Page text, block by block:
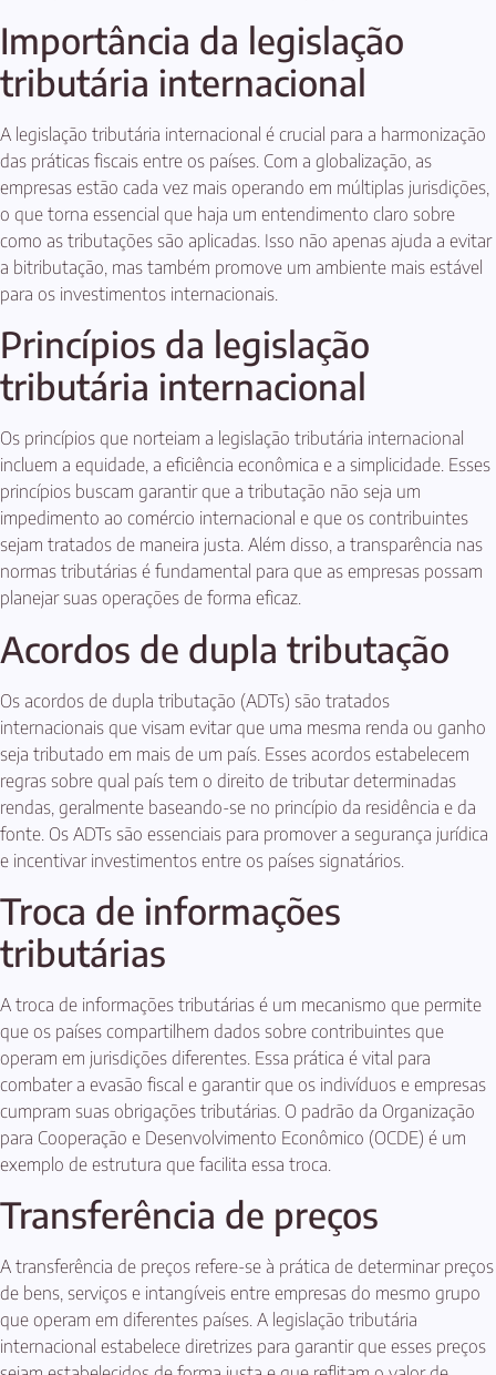
Importância da legislação
tributária internacional
A legislação tributária internacional é crucial para a harmonização
das práticas fiscais entre os países. Com a globalização, as
empresas estão cada vez mais operando em múltiplas jurisdições,
o que torna essencial que haja um entendimento claro sobre
como as tributações são aplicadas. Isso não apenas ajuda a evitar
a bitributação, mas também promove um ambiente mais estável
para os investimentos internacionais.
Princípios da legislação
tributária internacional
Os princípios que norteiam a legislação tributária internacional
incluem a equidade, a eficiência econômica e a simplicidade. Esses
princípios buscam garantir que a tributação não seja um
impedimento ao comércio internacional e que os contribuintes
sejam tratados de maneira justa. Além disso, a transparência nas
normas tributárias é fundamental para que as empresas possam
planejar suas operações de forma eficaz.
Acordos de dupla tributação
Os acordos de dupla tributação (ADTs) são tratados
internacionais que visam evitar que uma mesma renda ou ganho
seja tributado em mais de um país. Esses acordos estabelecem
regras sobre qual país tem o direito de tributar determinadas
rendas, geralmente baseando-se no princípio da residência e da
fonte. Os ADTs são essenciais para promover a segurança jurídica
e incentivar investimentos entre os países signatários.
Troca de informações
tributárias
A troca de informações tributárias é um mecanismo que permite
que os países compartilhem dados sobre contribuintes que
operam em jurisdições diferentes. Essa prática é vital para
combater a evasão fiscal e garantir que os indivíduos e empresas
cumpram suas obrigações tributárias. O padrão da Organização
para Cooperação e Desenvolvimento Econômico (OCDE) é um
exemplo de estrutura que facilita essa troca.
Transferência de preços
A transferência de preços refere-se à prática de determinar preços
de bens, serviços e intangíveis entre empresas do mesmo grupo
que operam em diferentes países. A legislação tributária
internacional estabelece diretrizes para garantir que esses preços